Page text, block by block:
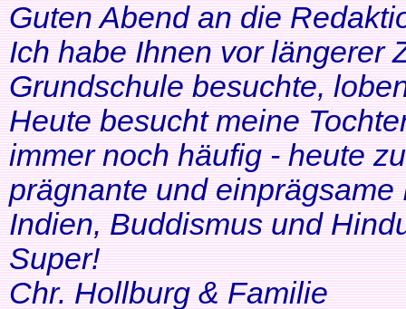
Guten Abend an die
Ich habe Ihnen vor längerer
Grundschule besuchte,
Heute besucht meine
immer noch häufig - heute
prägnante und
Indien, Buddismus und
Super!
Chr. Hollburg & Familie